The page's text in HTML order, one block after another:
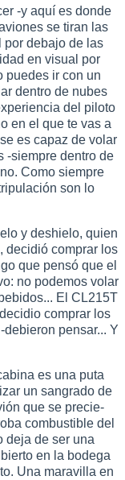
-y aquí es donde
se tiran las
por debajo de las
en visual por
puedes ir con un
dentro de nubes
del piloto
en el que te vas a
es capaz de volar
-siempre dentro de
Como siempre
son lo
y deshielo, quien
decidió comprar los
que pensó que el
no podemos volar
El CL215T
comprar los
pensar... Y
es una puta
un sangrado de
que se precie-
combustible del
deja de ser una
en la bodega
Una maravilla en